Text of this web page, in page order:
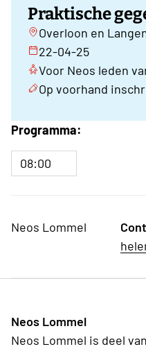
Praktische
Overloon en
22-04-25
Voor Neos leden
Op voorhand
Programma:
08:00
Neos Lommel
Neos Lommel
Neos Lommel is deel